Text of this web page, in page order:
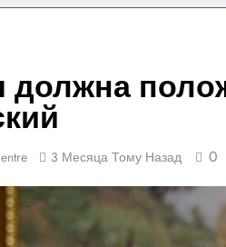
Исламабад
23 Часа Тому
Соглашение
должна
3 Месяца Тому Назад 0